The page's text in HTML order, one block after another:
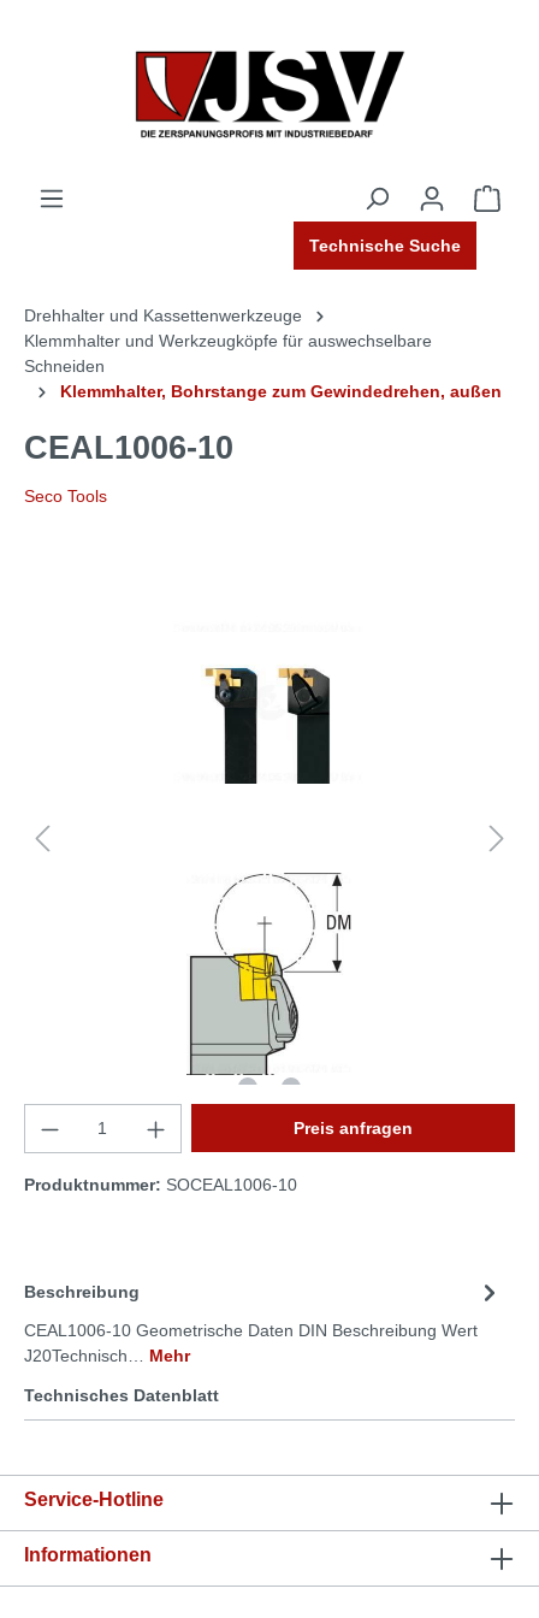
Technische Suche
Drehhalter und Kassettenwerkzeuge
Klemmhalter und Werkzeugköpfe für auswechselbare
Schneiden
Klemmhalter, Bohrstange zum Gewindedrehen, außen
CEAL1006-10
Seco Tools
Preis anfragen
Produktnummer: SOCEAL1006-10
Beschreibung
CEAL1006-10 Geometrische Daten DIN Beschreibung Wert
J20Technisch… Mehr
Technisches Datenblatt
Service-Hotline
Informationen